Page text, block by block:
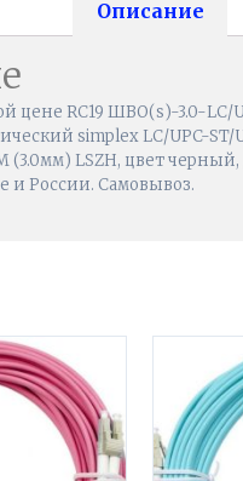
Описание
цене RC19 ШВО(s)-3.0-
simplex LC/UPC-ST/
LSZH, цвет черный,
и России. Самовывоз.